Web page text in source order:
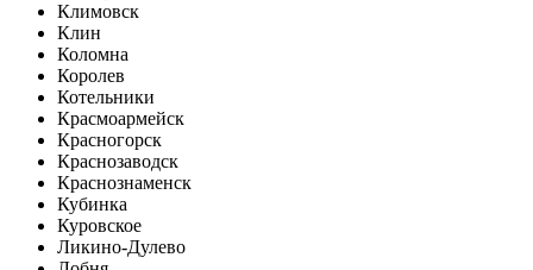
Климовск
Клин
Коломна
Королев
Котельники
Красмоармейск
Красногорск
Краснозаводск
Краснознаменск
Кубинка
Куровское
Ликино-Дулево